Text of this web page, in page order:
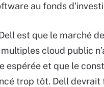
au fonds
est que le marché de
cloud public
espérée et que le
trop tôt. Dell